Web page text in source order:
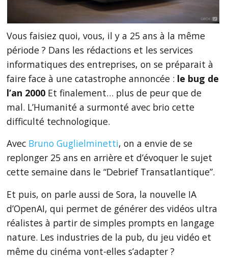
Vous faisiez quoi, vous, il y a 25 ans à la même
période ? Dans les rédactions et les services
informatiques des entreprises, on se préparait à
faire face à une catastrophe annoncée : le bug de
l’an 2000 Et finalement… plus de peur que de
mal. L’Humanité a surmonté avec brio cette
difficulté technologique.
Avec Bruno Guglielminetti, on a envie de se
replonger 25 ans en arrière et d’évoquer le sujet
cette semaine dans le “Debrief Transatlantique”.
Et puis, on parle aussi de Sora, la nouvelle IA
d’OpenAI, qui permet de générer des vidéos ultra
réalistes à partir de simples prompts en langage
nature. Les industries de la pub, du jeu vidéo et
même du cinéma vont-elles s’adapter ?